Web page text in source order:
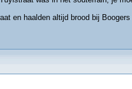
en haalden altijd brood bij